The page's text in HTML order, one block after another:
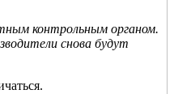
контрольным органом.
снова будут